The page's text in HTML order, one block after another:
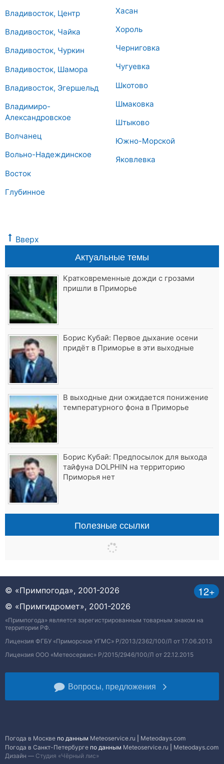
Владивосток, Центр
Владивосток, Чайка
Владивосток, Чуркин
Владивосток, Шамора
Владивосток, Эгершельд
Владимиро-
Александровское
Волчанец
Вольно-Надеждинское
Восток
Глубинное
Хасан
Хороль
Черниговка
Чугуевка
Шкотово
Шмаковка
Штыково
Южно-Морской
Яковлевка
Вверх
Актуальные темы
Кратковременные дожди с грозами
пришли в Приморье
Борис Кубай: Первое дыхание осени
придёт в Приморье в эти выходные
В выходные дни ожидается понижение
температурного фона в Приморье
Борис Кубай: Предпосылок для выхода
тайфуна DOLPHIN на территорию
Приморья нет
Полезные ссылки
12+
© «Примпогода», 2001-2026
© «Примгидромет», 2001-2026
«Примпогода» является зарегистрированным товарным знаком на
территории РФ.
Лицензия ФГБУ «Приморское УГМС» Р/2013/2362/100/Л от 17.06.2013
Лицензия ООО «Метеосервис» Р/2015/2946/100/Л от 22.12.2015
Вопросы, предложения
Погода в Москве по данным Meteoservice.ru
Meteodays.com
Погода в Санкт-Петербурге по данным Meteoservice.ru
Meteodays.com
Дизайн — Студия «Чёрный лис»